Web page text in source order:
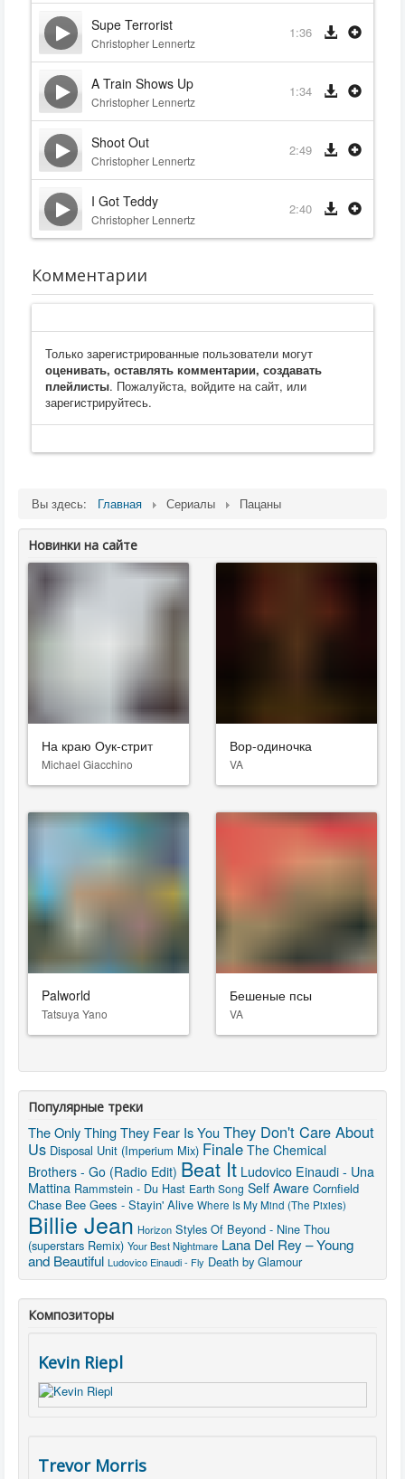
Supe Terrorist
Christopher Lennertz
1:36
A Train Shows Up
Christopher Lennertz
1:34
Shoot Out
Christopher Lennertz
2:49
I Got Teddy
Christopher Lennertz
2:40
Комментарии
Только зарегистрированные пользователи могут
оценивать, оставлять комментарии, создавать
плейлисты. Пожалуйста, войдите на сайт, или
зарегистрируйтесь.
Вы здесь: Главная Сериалы Пацаны
Новинки на сайте
На краю Оук-стрит
Michael Giacchino
Вор-одиночка
VA
Palworld
Tatsuya Yano
Бешеные псы
VA
Популярные треки
The Only Thing They Fear Is You They Don't Care About
Us Disposal Unit (Imperium Mix) Finale The Chemical
Brothers - Go (Radio Edit) Beat It Ludovico Einaudi - Una
Mattina Rammstein - Du Hast Earth Song Self Aware Cornfield
Chase Bee Gees - Stayin' Alive Where Is My Mind (The Pixies)
Billie Jean Horizon Styles Of Beyond - Nine Thou
(superstars Remix) Your Best Nightmare Lana Del Rey – Young
and Beautiful Ludovico Einaudi - Fly Death by Glamour
Композиторы
Kevin Riepl
Trevor Morris